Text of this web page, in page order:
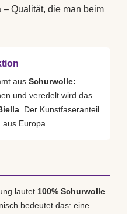
Qualität, die man beim
aus Schurwolle:
und veredelt wird das
. Der Kunstfaseranteil
Europa.
lautet 100% Schurwolle
bedeutet das: eine